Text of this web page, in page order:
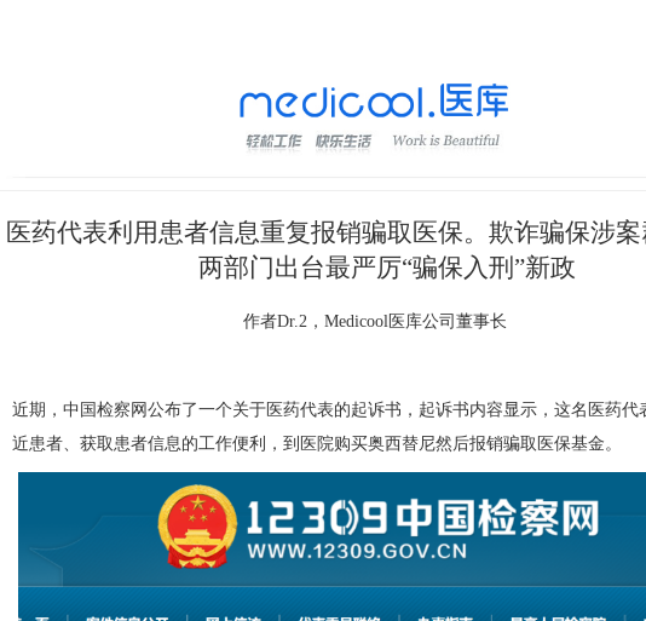
医药代表利用患者信息重复报销骗取医保。欺诈骗保涉案
两部门出台最严厉“骗保入刑”新政
作者Dr.2，Medicool医库公司董事长
近期，中国检察网公布了一个关于医药代表的起诉书，起诉书内容显示，这名医药代
近患者、获取患者信息的工作便利，到医院购买奥西替尼然后报销骗取医保基金。